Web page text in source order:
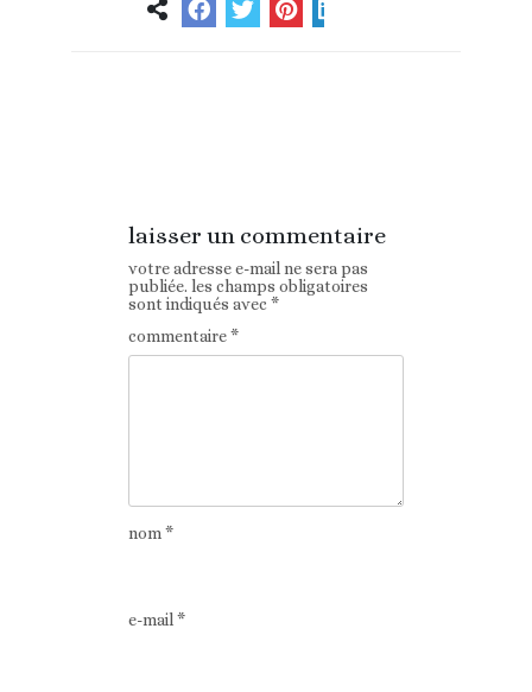
laisser un commentaire
votre adresse e-mail ne sera pas
publiée. les champs obligatoires
sont indiqués avec*
commentaire*
nom*
e-mail*